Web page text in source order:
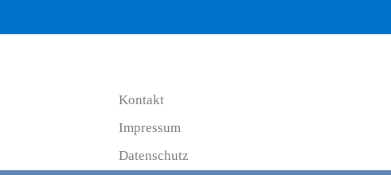
Kontakt
Impressum
Datenschutz